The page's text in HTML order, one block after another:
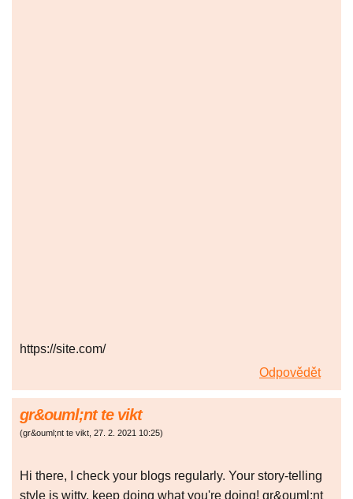
https://site.com/
Odpovědět
gr&ouml;nt te vikt
(gr&ouml;nt te vikt, 27. 2. 2021 10:25)
Hi there, I check your blogs regularly. Your story-telling
style is witty, keep doing what you're doing! gr&ouml;nt